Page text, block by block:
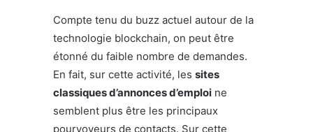
Compte tenu du buzz actuel autour de la
technologie blockchain, on peut être
étonné du faible nombre de demandes.
En fait, sur cette activité, les sites
classiques d’annonces d’emploi ne
semblent plus être les principaux
pourvoyeurs de contacts. Sur cette